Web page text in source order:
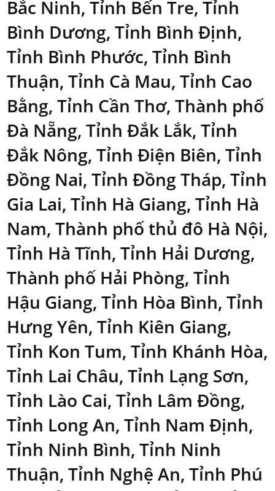
Bắc Ninh, Tỉnh Bến Tre, Tỉnh
Bình Dương, Tỉnh Bình Định,
Tỉnh Bình Phước, Tỉnh Bình
Thuận, Tỉnh Cà Mau, Tỉnh Cao
Bằng, Tỉnh Cần Thơ, Thành phố
Đà Nẵng, Tỉnh Đắk Lắk, Tỉnh
Đắk Nông, Tỉnh Điện Biên, Tỉnh
Đồng Nai, Tỉnh Đồng Tháp, Tỉnh
Gia Lai, Tỉnh Hà Giang, Tỉnh Hà
Nam, Thành phố thủ đô Hà Nội,
Tỉnh Hà Tĩnh, Tỉnh Hải Dương,
Thành phố Hải Phòng, Tỉnh
Hậu Giang, Tỉnh Hòa Bình, Tỉnh
Hưng Yên, Tỉnh Kiên Giang,
Tỉnh Kon Tum, Tỉnh Khánh Hòa,
Tỉnh Lai Châu, Tỉnh Lạng Sơn,
Tỉnh Lào Cai, Tỉnh Lâm Đồng,
Tỉnh Long An, Tỉnh Nam Định,
Tỉnh Ninh Bình, Tỉnh Ninh
Thuận, Tỉnh Nghệ An, Tỉnh Phú